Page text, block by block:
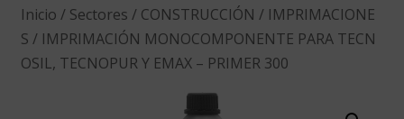
Inicio / Sectores / CONSTRUCCIÓN / IMPRIMACIONE
S / IMPRIMACIÓN MONOCOMPONENTE PARA TECN
OSIL, TECNOPUR Y EMAX – PRIMER 300